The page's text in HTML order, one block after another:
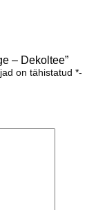
– Dekoltee”
on tähistatud *-